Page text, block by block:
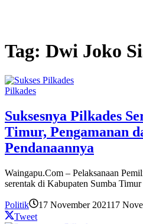
Tag: Dwi Joko
Pilkades
Suksesnya Pilkades
Timur, Pengamanan
Pendanaannya
Waingapu.Com – Pelaksanaan
serentak di Kabupaten Sumba
Politik 17 November 202117
Tweet